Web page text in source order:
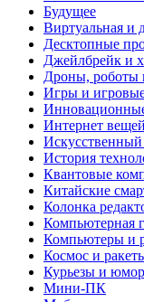
Будущее
Виртуальная и
Десктопные
Джейлбрейк и
Дроны, роботы
Игры и
Интернет
Искусственный
История
Квантовые
Китайские
Колонка
Компьютерная
Компьютеры и
Космос и
Курьезы и юмор
Мини-ПК